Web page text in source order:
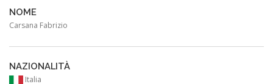
NOME
Carsana Fabrizio
NAZIONALITÀ
Italia